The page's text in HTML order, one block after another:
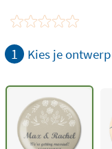
1 Kies je